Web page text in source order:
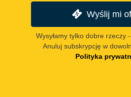
Wyślij mi
Wysyłamy tylko dobre rzeczy
Anuluj subskrypcję w
Polityka